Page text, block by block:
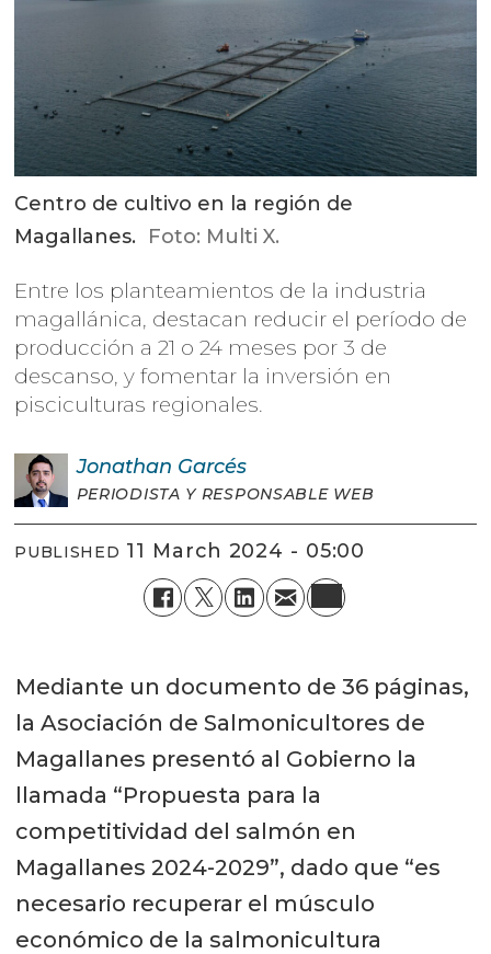
Centro de cultivo en la región de
Magallanes. Foto: Multi X.
Entre los planteamientos de la industria
magallánica, destacan reducir el período de
producción a 21 o 24 meses por 3 de
descanso, y fomentar la inversión en
pisciculturas regionales.
Jonathan Garcés
PERIODISTA Y RESPONSABLE WEB
PUBLISHED 11 March 2024 - 05:00
Mediante un documento de 36 páginas,
la Asociación de Salmonicultores de
Magallanes presentó al Gobierno la
llamada “Propuesta para la
competitividad del salmón en
Magallanes 2024-2029”, dado que “es
necesario recuperar el músculo
económico de la salmonicultura